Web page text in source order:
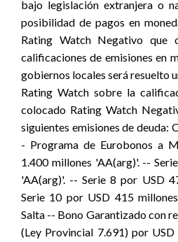
bajo legislación extranjera o
posibilidad de pagos en
Rating Watch Negativo que
calificaciones de emisiones en
gobiernos locales será resuelto
Rating Watch sobre la
colocado Rating Watch
siguientes emisiones de deuda:
- Programa de Eurobonos a
1.400 millones 'AA(arg)'. --
'AA(arg)'. -- Serie 8 por USD
Serie 10 por USD 415
Salta -- Bono Garantizado con
(Ley Provincial 7.691) por